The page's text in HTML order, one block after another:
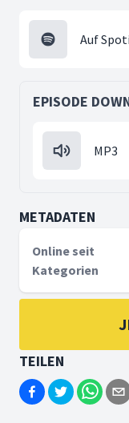
Auf
EPISODE
MP3
METADATEN
Online seit
Kategorien
TEILEN